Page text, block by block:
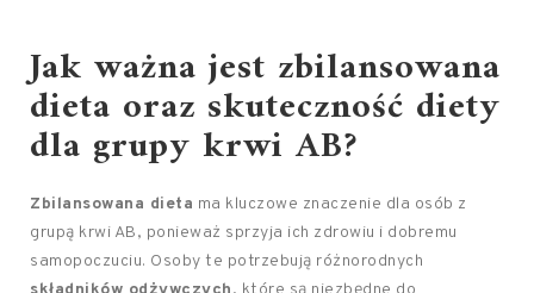
Jak ważna jest zbilansowana
dieta oraz skuteczność diety
dla grupy krwi AB?
Zbilansowana dieta ma kluczowe znaczenie dla osób z
grupą krwi AB, ponieważ sprzyja ich zdrowiu i dobremu
samopoczuciu. Osoby te potrzebują różnorodnych